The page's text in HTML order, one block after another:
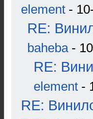
element -
RE:
baheba-
RE:
element -
RE: